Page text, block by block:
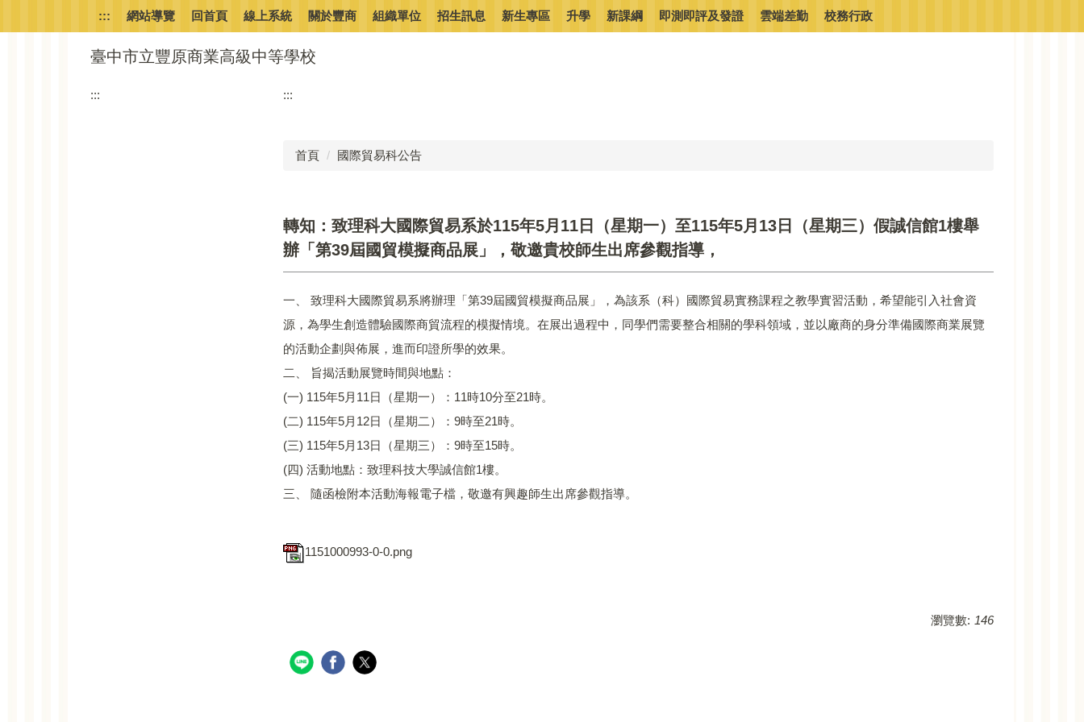
到
臺中市立豐原商業高級中等學校
::: 網站導覽 回首頁 線上系統 關於豐商 組織單位 招生訊息 新生專區 升學 新課綱 即測即評及發證 雲端差勤 校務行政
::: :::
首頁 國際貿易科公告
轉知：致理科大國際貿易系於115年5月11日（星期一）至115年5月13日（星期三）假誠信館1樓舉
辦「第39屆國貿模擬商品展」，敬邀貴校師生出席參觀指導，
一、 致理科大國際貿易系將辦理「第39屆國貿模擬商品展」，為該系（科）國際貿易實務課程之教學實習活動，希望能引入社會資
源，為學生創造體驗國際商貿流程的模擬情境。在展出過程中，同學們需要整合相關的學科領域，並以廠商的身分準備國際商業展覽
的活動企劃與佈展，進而印證所學的效果。
二、 旨揭活動展覽時間與地點：
(一) 115年5月11日（星期一）：11時10分至21時。
(二) 115年5月12日（星期二）：9時至21時。
(三) 115年5月13日（星期三）：9時至15時。
(四) 活動地點：致理科技大學誠信館1樓。
三、 隨函檢附本活動海報電子檔，敬邀有興趣師生出席參觀指導。
1151000993-0-0.png
瀏覽數: 146